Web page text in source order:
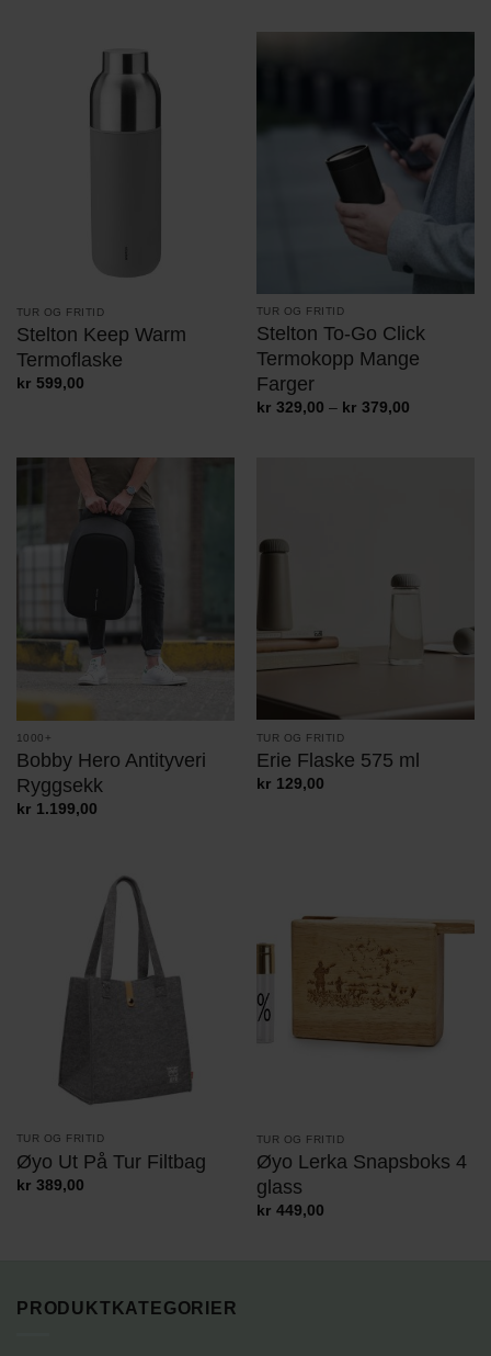
TUR OG FRITID
Stelton Keep Warm
Termoflaske
kr 599,00
TUR OG FRITID
Stelton To-Go Click
Termokopp Mange
Farger
kr 329,00 – kr 379,00
1000+
Bobby Hero Antityveri
Ryggsekk
kr 1.199,00
TUR OG FRITID
Erie Flaske 575 ml
kr 129,00
TUR OG FRITID
Øyo Ut På Tur Filtbag
kr 389,00
TUR OG FRITID
Øyo Lerka Snapsboks 4
glass
kr 449,00
PRODUKTKATEGORIER